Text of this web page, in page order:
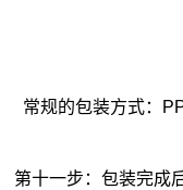
常规的包装方式：
第十一步：包装完成